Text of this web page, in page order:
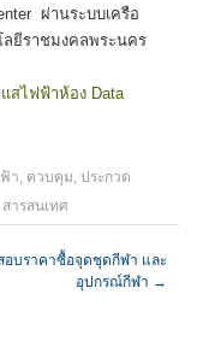
ผ่านระบบเครือ
ลยีราชมงคลพระนคร
สไฟฟ้าห้อง Data
า ควบคุม ประกวด
สารสนเทศ
อบราคาซื้อจุดชุดกีฬา และ
อุปกรณ์กีฬา →